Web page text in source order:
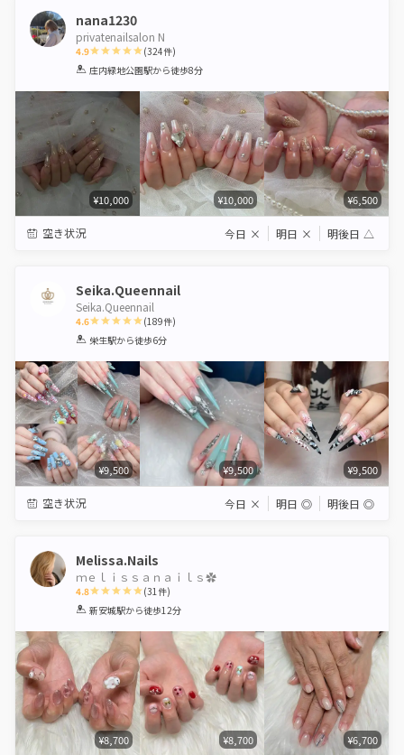
nana1230
privatenailsalon N
4.9
1 2 3 4 5
(324件)
庄内緑地公園駅から徒歩8分
¥10,000 ¥10,000 ¥6,500
空き状況 今日 × 明日 × 明後日 △
Seika.Queennail
Seika.Queennail
4.6
1 2 3 4 5
(189件)
栄生駅から徒歩6分
¥9,500 ¥9,500 ¥9,500
空き状況 今日 × 明日 ◎ 明後日 ◎
Melissa.Nails
ｍｅｌｉｓｓａｎａｉｌｓ✿⁠ ⁠
4.8
1 2 3 4 5
(31件)
新安城駅から徒歩12分
¥8,700 ¥8,700 ¥6,700